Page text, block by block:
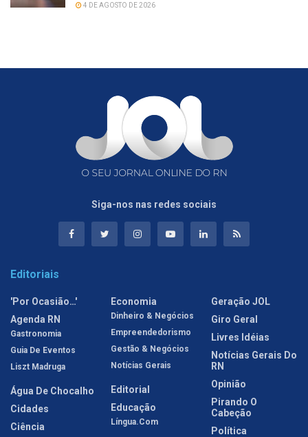
4 DE AGOSTO DE 2026
Siga-nos nas redes sociais
Editoriais
'Por Ocasião…'
Agenda RN
Gastronomia
Guia De Eventos
Liszt Madruga
Água De Chocalho
Cidades
Ciência
Economia
Dinheiro & Negócios
Empreendedorismo
Gestão & Negócios
Notícias Gerais
Editorial
Educação
Língua.com
Geração JOL
Giro Geral
Livres Idéias
Notícias Gerais Do
RN
Opinião
Pirando O
Cabeção
Política